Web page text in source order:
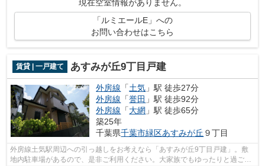
現在空室情報がありません。
「ルミエールE」への
お問い合わせはこちら
賃貸 | 一戸建て あすみが丘9丁目戸建
外房線 「土気 」駅 徒歩27分
外房線 「誉田 」駅 徒歩92分
外房線 「大網 」駅 徒歩65分
築25年
千葉県千葉市緑区あすみが丘 ９丁目
外房線土気駅周辺への引っ越しをお考えなら「あすみが丘9丁目戸建」。敷
地内駐車場があるので、是非ご利用ください。大家族でもゆったりと過ごせ